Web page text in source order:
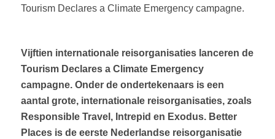
Tourism Declares a Climate Emergency campagne.
Vijftien internationale reisorganisaties lanceren de
Tourism Declares a Climate Emergency
campagne. Onder de ondertekenaars is een
aantal grote, internationale reisorganisaties, zoals
Responsible Travel, Intrepid en Exodus. Better
Places is de eerste Nederlandse reisorganisatie